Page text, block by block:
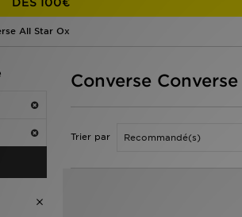
All Star Ox
Converse
Trier par